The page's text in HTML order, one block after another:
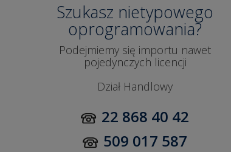
Szukasz nietypowego
oprogramowania?
Podejmiemy się importu nawet
pojedynczych licencji
Dział Handlowy
22 868 40 42
509 017 587